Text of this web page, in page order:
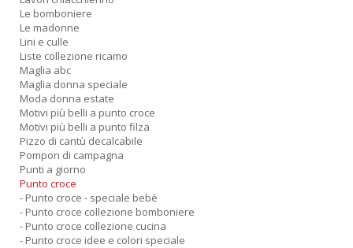
Le bomboniere
Le madonne
Lini e culle
Liste collezione ricamo
Maglia abc
Maglia donna speciale
Moda donna estate
Motivi più belli a punto croce
Motivi più belli a punto filza
Pizzo di cantù decalcabile
Pompon di campagna
Punti a giorno
Punto croce
- Punto croce - speciale bebè
- Punto croce collezione bomboniere
- Punto croce collezione cucina
- Punto croce idee e colori speciale